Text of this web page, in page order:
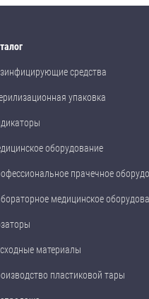
средства
упаковка
оборудование
прачечное
медицинское
материалы
пластиковой тары